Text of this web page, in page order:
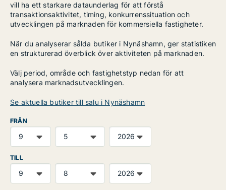
vill ha ett starkare dataunderlag för att förstå
transaktionsaktivitet, timing, konkurrenssituation och
utvecklingen på marknaden för kommersiella fastigheter.
När du analyserar sålda butiker i Nynäshamn, ger statistiken
en strukturerad överblick över aktiviteten på marknaden.
Välj period, område och fastighetstyp nedan för att
analysera marknadsutvecklingen.
Se aktuella butiker till salu i Nynäshamn
FRÅN
TILL